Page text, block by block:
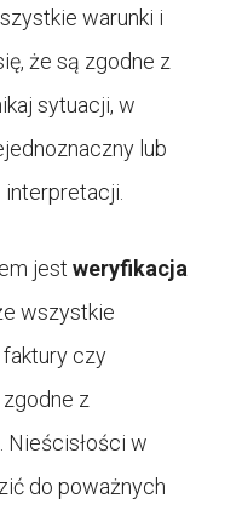
warunki i
że są zgodne z
sytuacji, w
lub
jest weryfikacja
wszystkie
faktury czy
z
w
do poważnych